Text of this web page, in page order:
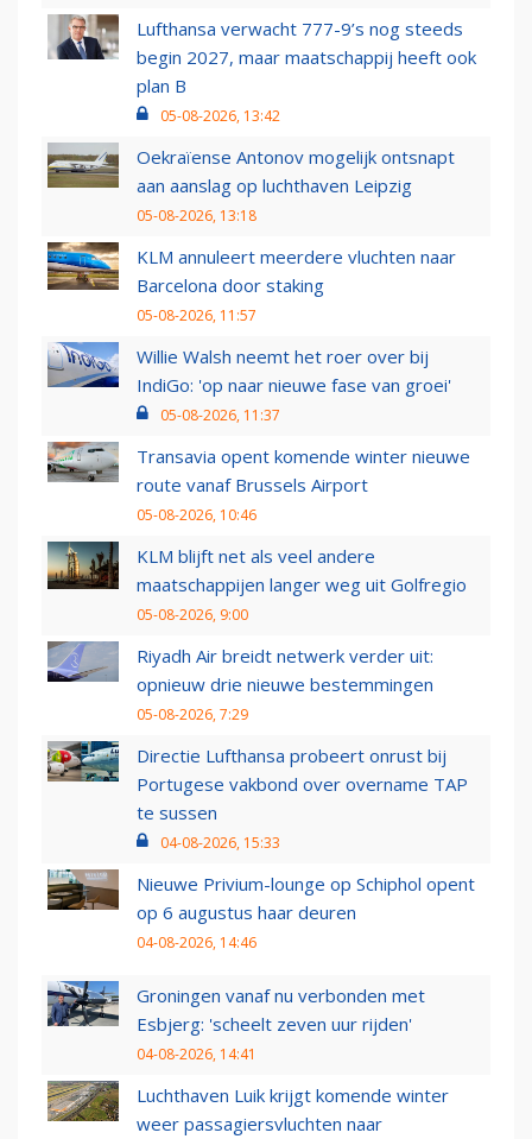
Lufthansa verwacht 777-9’s nog steeds
begin 2027, maar maatschappij heeft ook
plan B
05-08-2026, 13:42
Oekraïense Antonov mogelijk ontsnapt
aan aanslag op luchthaven Leipzig
05-08-2026, 13:18
KLM annuleert meerdere vluchten naar
Barcelona door staking
05-08-2026, 11:57
Willie Walsh neemt het roer over bij
IndiGo: 'op naar nieuwe fase van groei'
05-08-2026, 11:37
Transavia opent komende winter nieuwe
route vanaf Brussels Airport
05-08-2026, 10:46
KLM blijft net als veel andere
maatschappijen langer weg uit Golfregio
05-08-2026, 9:00
Riyadh Air breidt netwerk verder uit:
opnieuw drie nieuwe bestemmingen
05-08-2026, 7:29
Directie Lufthansa probeert onrust bij
Portugese vakbond over overname TAP
te sussen
04-08-2026, 15:33
Nieuwe Privium-lounge op Schiphol opent
op 6 augustus haar deuren
04-08-2026, 14:46
Groningen vanaf nu verbonden met
Esbjerg: 'scheelt zeven uur rijden'
04-08-2026, 14:41
Luchthaven Luik krijgt komende winter
weer passagiersvluchten naar